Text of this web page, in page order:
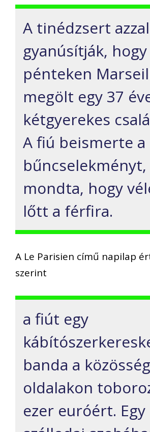
A tinédzsert azzal
gyanúsítják, hogy
pénteken
megölt egy 37
kétgyerekes
A fiú beismerte a
mondta, hogy
lőtt a férfira.
A Le Parisien című napilap
szerint
a fiút egy
banda a
oldalakon
ezer euróért. Egy